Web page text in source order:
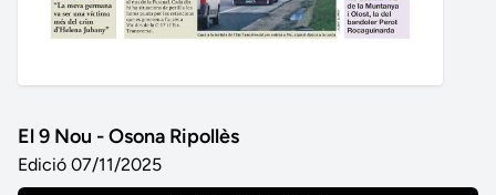
El 9 Nou - Osona Ripollès
Edició 07/11/2025